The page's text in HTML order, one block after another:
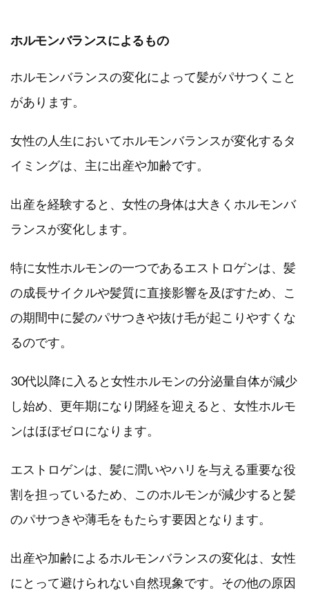
ホルモンバランスによるもの
ホルモンバランスの変化によって髪がパサつくこと
があります。
女性の人生においてホルモンバランスが変化するタ
イミングは、主に出産や加齢です。
出産を経験すると、女性の身体は大きくホルモンバ
ランスが変化します。
特に女性ホルモンの一つであるエストロゲンは、髪
の成長サイクルや髪質に直接影響を及ぼすため、こ
の期間中に髪のパサつきや抜け毛が起こりやすくな
るのです。
30代以降に入ると女性ホルモンの分泌量自体が減少
し始め、更年期になり閉経を迎えると、女性ホルモ
ンはほぼゼロになります。
エストロゲンは、髪に潤いやハリを与える重要な役
割を担っているため、このホルモンが減少すると髪
のパサつきや薄毛をもたらす要因となります。
出産や加齢によるホルモンバランスの変化は、女性
にとって避けられない自然現象です。その他の原因